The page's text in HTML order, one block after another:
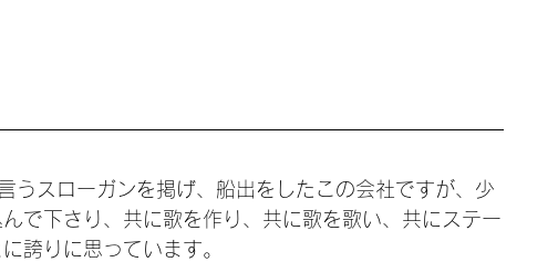
うスローガンを掲げ、船出をしたこの会社ですが、少
で下さり、共に歌を作り、共に歌を歌い、共にステー
誇りに思っています。